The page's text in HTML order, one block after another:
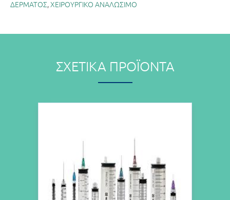
ΔΕΡΜΑΤΟΣ,ΧΕΙΡΟΥΡΓΙΚΟ ΑΝΑΛΩΣΙΜΟ
ΣΧΕΤΙΚΆ ΠΡΟΪΌΝΤΑ